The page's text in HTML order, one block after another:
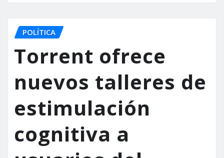
POLÍTICA
Torrent ofrece
nuevos talleres de
estimulación
cognitiva a